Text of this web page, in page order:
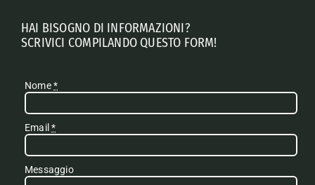
HAI BISOGNO DI INFORMAZIONI?
SCRIVICI COMPILANDO QUESTO FORM!
Nome*
Email*
Messaggio